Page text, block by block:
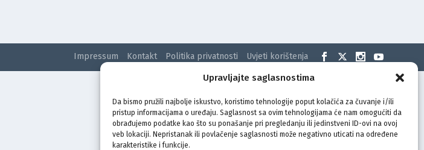
Upravljajte saglasnostima
Da bismo pružili najbolje iskustvo, koristimo tehnologije poput kolačića za čuvanje i/ili
pristup informacijama o uređaju. Saglasnost sa ovim tehnologijama će nam omogućiti da
obrađujemo podatke kao što su ponašanje pri pregledanju ili jedinstveni ID-ovi na ovoj
veb lokaciji. Nepristanak ili povlačenje saglasnosti može negativno uticati na određene
karakteristike i funkcije.
Impressum Kontakt Politika privatnosti Uvjeti korištenja